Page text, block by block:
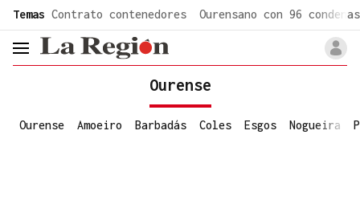
Temas Contrato contenedores Ourensano con 96 condenas
header.menu.open
Ourense
Ourense Amoeiro Barbadás Coles Esgos Nogueira